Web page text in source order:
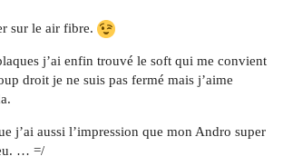
sur le air fibre.
j’ai enfin trouvé le soft qui me convient
droit je ne suis pas fermé mais j’aime
j’ai aussi l’impression que mon Andro super
… =/